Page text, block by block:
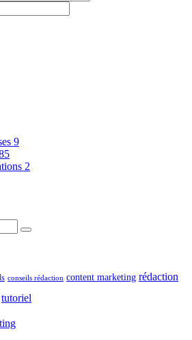
9
2
conseils rédaction content marketing rédaction
tutoriel